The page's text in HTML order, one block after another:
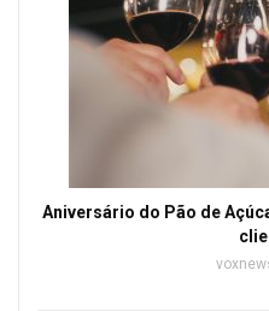
Aniversário do Pão de